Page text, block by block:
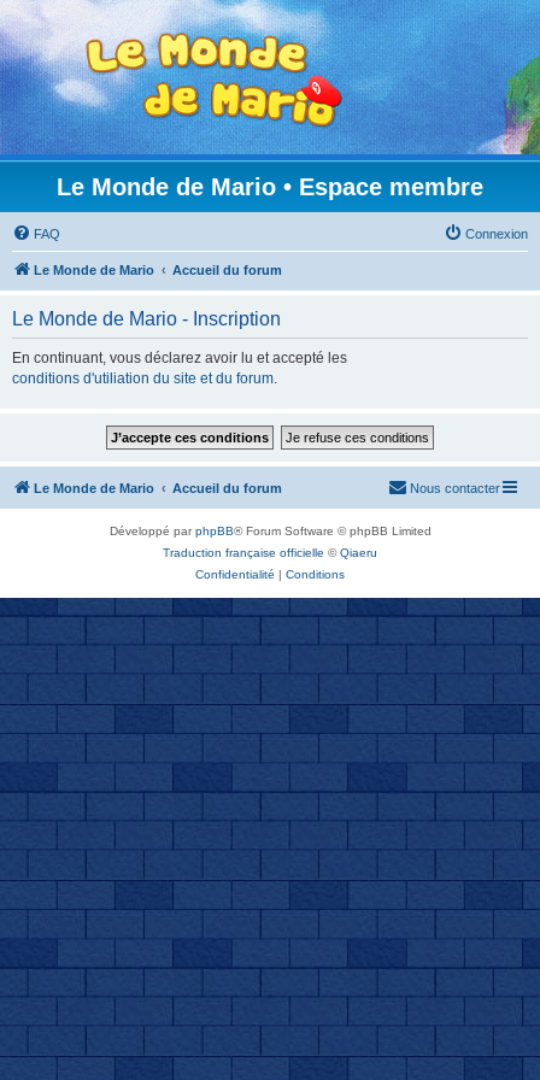
Le Monde de Mario • Espace membre
FAQ Connexion
Le Monde de Mario Accueil du forum
Le Monde de Mario - Inscription
En continuant, vous déclarez avoir lu et accepté les
conditions d'utiliation du site et du forum.
Le Monde de Mario Accueil du forum Nous contacter
Développé parphpBB® Forum Software © phpBB Limited
Traduction française officielle ©Qiaeru
Confidentialité | Conditions